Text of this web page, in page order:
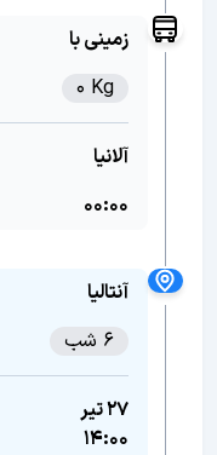
زمینی با
0 Kg
آلانیا
00:00
آنتالیا
6 شب
27 تیر
14:00